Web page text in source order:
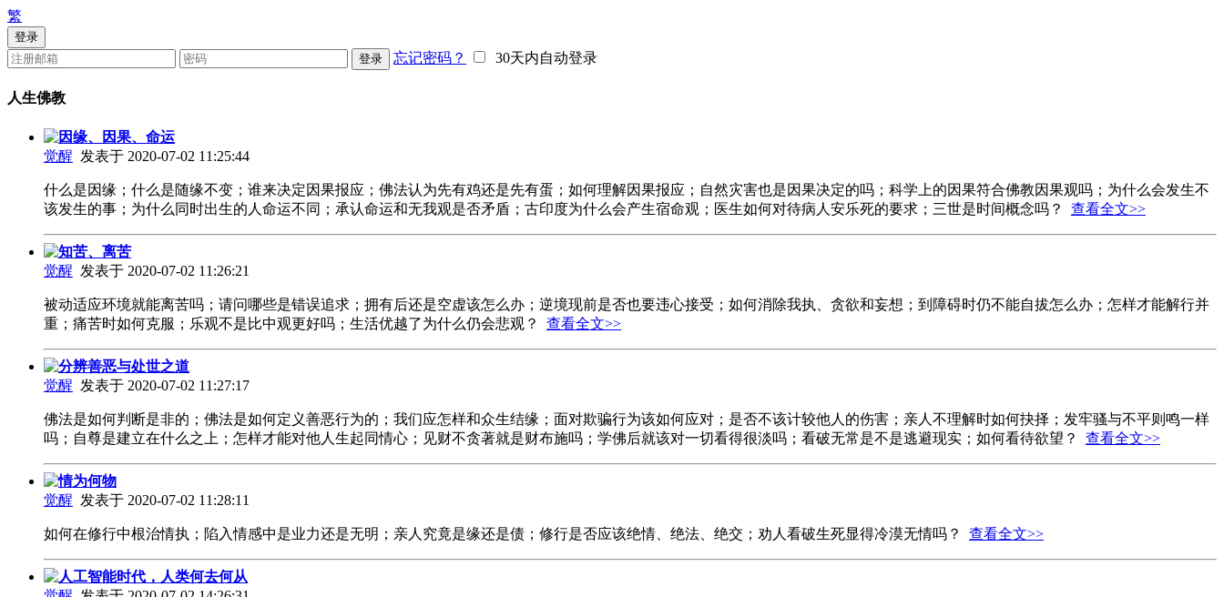
繁
登录
登录
忘记密码？ 30天内自动登录
人生佛教
因缘、因果、命运
觉醒 发表于 2020-07-02 11:25:44
什么是因缘；什么是随缘不变；谁来决定因果报应；佛法认为先有鸡还是先有蛋；如何理解因果报应；自然灾害也是因果决定的吗；科学上的因果符合佛教因果观吗；为什么会发生不
该发生的事；为什么同时出生的人命运不同；承认命运和无我观是否矛盾；古印度为什么会产生宿命观；医生如何对待病人安乐死的要求；三世是时间概念吗？ 查看全文>>
知苦、离苦
觉醒 发表于 2020-07-02 11:26:21
被动适应环境就能离苦吗；请问哪些是错误追求；拥有后还是空虚该怎么办；逆境现前是否也要违心接受；如何消除我执、贪欲和妄想；到障碍时仍不能自拔怎么办；怎样才能解行并
重；痛苦时如何克服；乐观不是比中观更好吗；生活优越了为什么仍会悲观？ 查看全文>>
分辨善恶与处世之道
觉醒 发表于 2020-07-02 11:27:17
佛法是如何判断是非的；佛法是如何定义善恶行为的；我们应怎样和众生结缘；面对欺骗行为该如何应对；是否不该计较他人的伤害；亲人不理解时如何抉择；发牢骚与不平则鸣一样
吗；自尊是建立在什么之上；怎样才能对他人生起同情心；见财不贪著就是财布施吗；学佛后就该对一切看得很淡吗；看破无常是不是逃避现实；如何看待欲望？ 查看全文>>
情为何物
觉醒 发表于 2020-07-02 11:28:11
如何在修行中根治情执；陷入情感中是业力还是无明；亲人究竟是缘还是债；修行是否应该绝情、绝法、绝交；劝人看破生死显得冷漠无情吗？ 查看全文>>
人工智能时代，人类何去何从